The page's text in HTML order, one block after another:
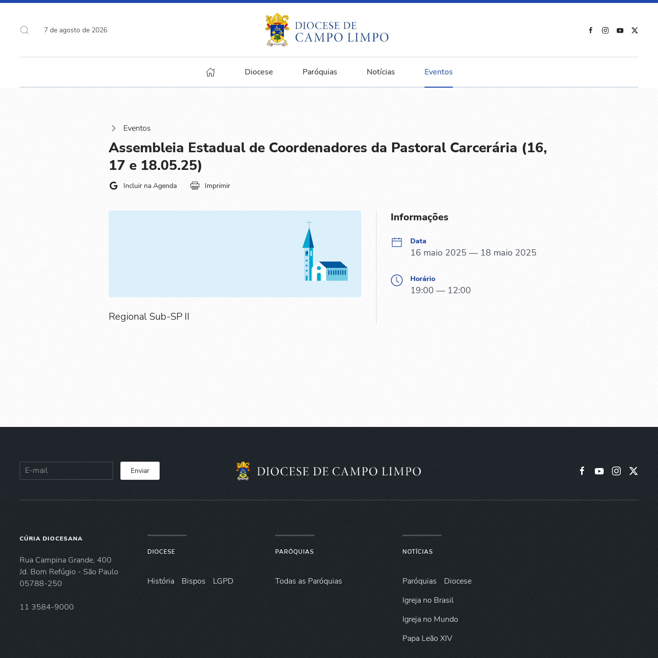
7 de agosto de 2026
Diocese Paróquias Notícias Eventos
Eventos
Assembleia Estadual de Coordenadores da Pastoral Carcerária (16,
17 e 18.05.25)
Incluir na Agenda Imprimir
Regional Sub-SP II
Informações
Data
16 maio 2025 — 18 maio 2025
Horário
19:00 — 12:00
Enviar
CÚRIA DIOCESANA
Rua Campina Grande, 400
Jd. Bom Refúgio - São Paulo
05788-250
11 3584-9000
DIOCESE
História Bispos LGPD
PARÓQUIAS
Todas as Paróquias
NOTÍCIAS
Paróquias
Diocese
Igreja no Brasil
Igreja no Mundo
Papa Leão XIV